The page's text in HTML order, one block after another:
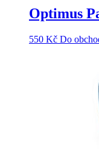
Optimus
550 Kč Do